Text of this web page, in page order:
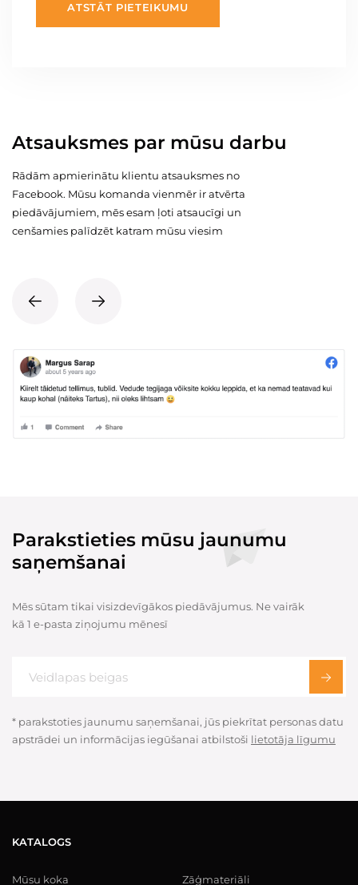
ATSTĀT PIETEIKUMU
Atsauksmes par mūsu darbu
Rādām apmierinātu klientu atsauksmes no
Facebook. Mūsu komanda vienmēr ir atvērta
piedāvājumiem, mēs esam ļoti atsaucīgi un
cenšamies palīdzēt katram mūsu viesim
Parakstieties mūsu jaunumu
saņemšanai
Mēs sūtam tikai visizdevīgākos piedāvājumus. Ne vairāk
kā 1 e-pasta ziņojumu mēnesī
* parakstoties jaunumu saņemšanai, jūs piekrītat personas datu
apstrādei un informācijas iegūšanai atbilstoši lietotāja līgumu
KATALOGS
Mūsu koka Zāģmateriāli